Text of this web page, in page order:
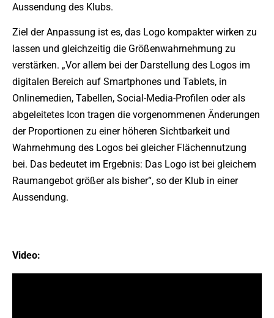
Aussendung des Klubs.
Ziel der Anpassung ist es, das Logo kompakter wirken zu
lassen und gleichzeitig die Größenwahrnehmung zu
verstärken. „Vor allem bei der Darstellung des Logos im
digitalen Bereich auf Smartphones und Tablets, in
Onlinemedien, Tabellen, Social-Media-Profilen oder als
abgeleitetes Icon tragen die vorgenommenen Änderungen
der Proportionen zu einer höheren Sichtbarkeit und
Wahrnehmung des Logos bei gleicher Flächennutzung
bei. Das bedeutet im Ergebnis: Das Logo ist bei gleichem
Raumangebot größer als bisher“, so der Klub in einer
Aussendung.
Video: